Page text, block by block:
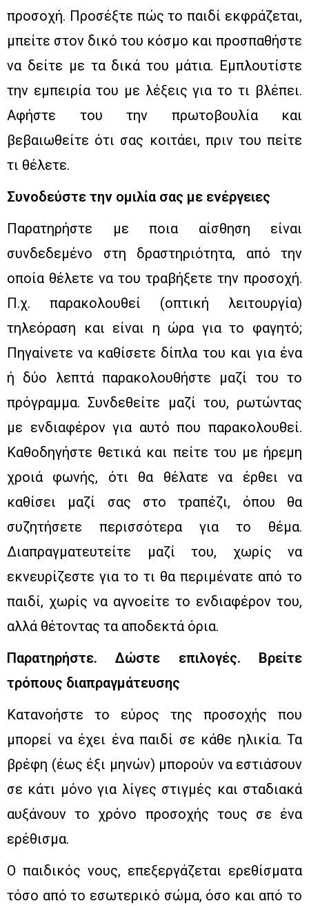
προσοχή. Προσέξτε πώς το παιδί εκφράζεται,
μπείτε στον δικό του κόσμο και προσπαθήστε
να δείτε με τα δικά του μάτια. Εμπλουτίστε
την εμπειρία του με λέξεις για το τι βλέπει.
Αφήστε του την πρωτοβουλία και
βεβαιωθείτε ότι σας κοιτάει, πριν του πείτε
τι θέλετε.
Συνοδεύστε την ομιλία σας με ενέργειες
Παρατηρήστε με ποια αίσθηση είναι
συνδεδεμένο στη δραστηριότητα, από την
οποία θέλετε να του τραβήξετε την προσοχή.
Π.χ. παρακολουθεί (οπτική λειτουργία)
τηλεόραση και είναι η ώρα για το φαγητό;
Πηγαίνετε να καθίσετε δίπλα του και για ένα
ή δύο λεπτά παρακολουθήστε μαζί του το
πρόγραμμα. Συνδεθείτε μαζί του, ρωτώντας
με ενδιαφέρον για αυτό που παρακολουθεί.
Καθοδηγήστε θετικά και πείτε του με ήρεμη
χροιά φωνής, ότι θα θέλατε να έρθει να
καθίσει μαζί σας στο τραπέζι, όπου θα
συζητήσετε περισσότερα για το θέμα.
Διαπραγματευτείτε μαζί του, χωρίς να
εκνευρίζεστε για το τι θα περιμένατε από το
παιδί, χωρίς να αγνοείτε το ενδιαφέρον του,
αλλά θέτοντας τα αποδεκτά όρια.
Παρατηρήστε. Δώστε επιλογές. Βρείτε
τρόπους διαπραγμάτευσης
Κατανοήστε το εύρος της προσοχής που
μπορεί να έχει ένα παιδί σε κάθε ηλικία. Τα
βρέφη (έως έξι μηνών) μπορούν να εστιάσουν
σε κάτι μόνο για λίγες στιγμές και σταδιακά
αυξάνουν το χρόνο προσοχής τους σε ένα
ερέθισμα.
Ο παιδικός νους, επεξεργάζεται ερεθίσματα
τόσο από το εσωτερικό σώμα, όσο και από το